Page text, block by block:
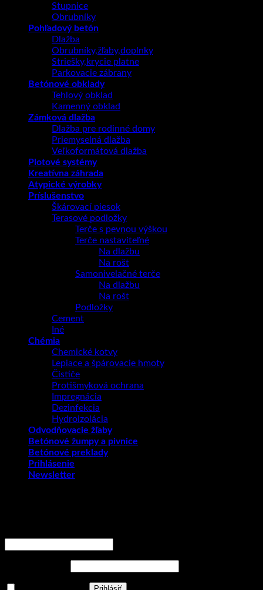
Stupnice
Obrubníky
Pohľadový betón
Dlažba
Obrubníky,žľaby,doplnky
Striešky,krycie platne
Parkovacie zábrany
Betónové obklady
Tehlový obklad
Kamenný obklad
Zámková dlažba
Dlažba pre rodinné domy
Priemyselná dlažba
Veľkoformátová dlažba
Plotové systémy
Kreatívna záhrada
Atypické výrobky
Príslušenstvo
Škárovací piesok
Terasové podložky
Terče s pevnou výškou
Terče nastaviteľné
Na dlažbu
Na rošt
Samonivelačné terče
Na dlažbu
Na rošt
Podložky
Cement
Iné
Chémia
Chemické kotvy
Lepiace a špárovacie hmoty
Čističe
Protišmyková ochrana
Impregnácia
Dezinfekcia
Hydroizolácia
Odvodňovacie žľaby
Betónové žumpy a pivnice
Betónové preklady
Prihlásenie
Newsletter